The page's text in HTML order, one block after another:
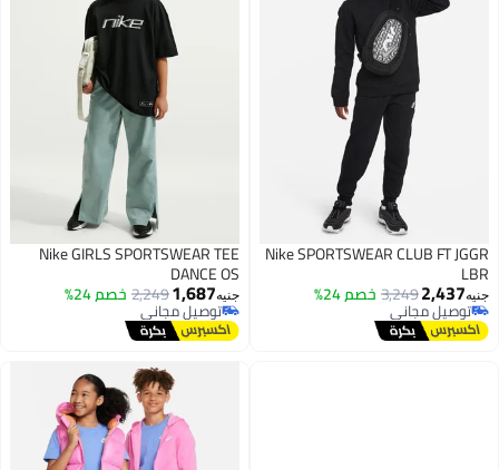
Nike SPORTSWEAR CLUB FT JGGR
LBR
جنيه2,437
3,249خصم 24%
توصيل مجاني
توصيل مجاني
Nike GIRLS SPORTSWEAR TEE
DANCE OS
جنيه1,687
2,249خصم 24%
توصيل مجاني
توصيل مجاني